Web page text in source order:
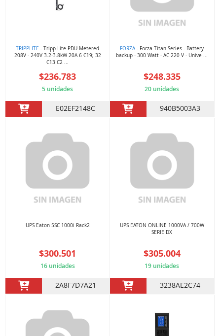
TRIPPLITE - Tripp Lite PDU Metered
208V - 240V 3.2-3.8kW 20A 6 C19; 32
C13 C2 ...
$236.783
5 unidades
E02EF2148C
FORZA- Forza Titan Series - Battery
backup - 300 Watt - AC 220 V - Unive ...
$248.335
20 unidades
940B5003A3
UPS Eaton 5SC 1000i Rack2
$300.501
16 unidades
2A8F7D7A21
UPS EATON ONLINE 1000VA / 700W
SERIE DX
$305.004
19 unidades
3238AE2C74